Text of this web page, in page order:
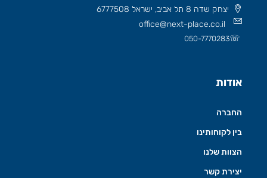
יצחק שדה 8 תל אביב, ישראל 6777508
office@next-place.co.il
☏
050-7770283
אודות
החברה
בין לקוחותינו
הצוות שלנו
יצירת קשר